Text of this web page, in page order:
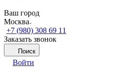
Ваш город
Москва
+7 (980) 308 69 11
Заказать звонок
Поиск
Войти